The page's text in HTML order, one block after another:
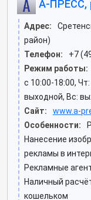
А-ПРЕСС,
Адрес:
район)
Телефон:
+7
Режим работы:
c 10:00-18:00,
выходной, Вс:
Сайт:
www.a-
Особенности:
Нанесение
рекламы в
Рекламные
Наличный
кошельком